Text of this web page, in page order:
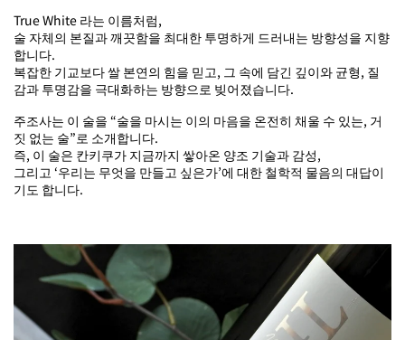
True White 라는 이름처럼,
술 자체의 본질과 깨끗함을 최대한 투명하게 드러내는 방향성을 지향
합니다.
복잡한 기교보다 쌀 본연의 힘을 믿고, 그 속에 담긴 깊이와 균형, 질
감과 투명감을 극대화하는 방향으로 빚어졌습니다.
주조사는 이 술을 “술을 마시는 이의 마음을 온전히 채울 수 있는, 거
짓 없는 술”로 소개합니다.
즉, 이 술은 칸키쿠가 지금까지 쌓아온 양조 기술과 감성,
그리고 ‘우리는 무엇을 만들고 싶은가’에 대한 철학적 물음의 대답이
기도 합니다.